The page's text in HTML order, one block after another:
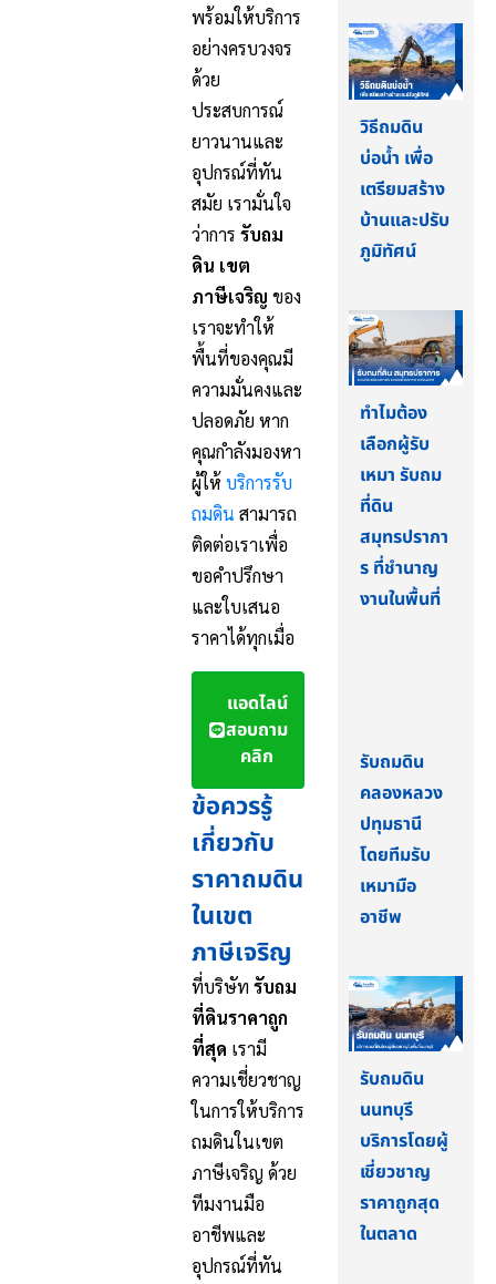
พร้อมให้บริการ
อย่างครบวงจร
ด้วย
ประสบการณ์
ยาวนานและ
อุปกรณ์ที่ทัน
สมัย เรามั่นใจ
ว่าการ รับถม
ดิน เขต
ภาษีเจริญ ของ
เราจะทำให้
พื้นที่ของคุณมี
ความมั่นคงและ
ปลอดภัย หาก
คุณกำลังมองหา
ผู้ให้ บริการรับ
ถมดิน สามารถ
ติดต่อเราเพื่อ
ขอคำปรึกษา
และใบเสนอ
ราคาได้ทุกเมื่อ
แอดไลน์
สอบถาม
คลิก
ข้อควรรู้
เกี่ยวกับ
ราคาถมดิน
ในเขต
ภาษีเจริญ
ที่บริษัท รับถม
ที่ดินราคาถูก
ที่สุด เรามี
ความเชี่ยวชาญ
ในการให้บริการ
ถมดินในเขต
ภาษีเจริญ ด้วย
ทีมงานมือ
อาชีพและ
อุปกรณ์ที่ทัน
วิธีถมดิน
บ่อน้ำ เพื่อ
เตรียมสร้าง
บ้านและปรับ
ภูมิทัศน์
ทำไมต้อง
เลือกผู้รับ
เหมา รับถม
ที่ดิน
สมุทรปรากา
ร ที่ชำนาญ
งานในพื้นที่
รับถมดิน
คลองหลวง
ปทุมธานี
โดยทีมรับ
เหมามือ
อาชีพ
รับถมดิน
นนทบุรี
บริการโดยผู้
เชี่ยวชาญ
ราคาถูกสุด
ในตลาด